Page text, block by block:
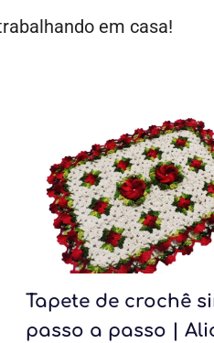
em casa!
Tapete de crochê
passo a passo |